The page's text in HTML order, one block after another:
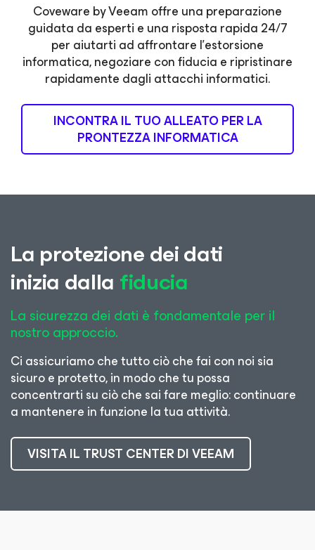
Coveware by Veeam offre una preparazione
guidata da esperti e una risposta rapida 24/7
per aiutarti ad affrontare l'estorsione
informatica, negoziare con fiducia e ripristinare
rapidamente dagli attacchi informatici.
INCONTRA IL TUO ALLEATO PER LA
PRONTEZZA INFORMATICA
La protezione dei dati
inizia dallafiducia
La sicurezza dei dati è fondamentale per il
nostro approccio.
Ci assicuriamo che tutto ciò che fai con noi sia
sicuro e protetto, in modo che tu possa
concentrarti su ciò che sai fare meglio: continuare
a mantenere in funzione la tua attività.
VISITA IL TRUST CENTER DI VEEAM